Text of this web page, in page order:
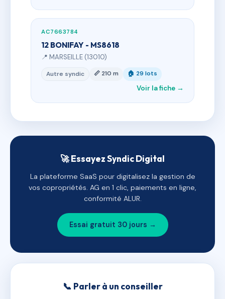
AC7663784
12 BONIFAY - MS8618
📍 MARSEILLE (13010)
Autre syndic 📏 210 m 🏠 29 lots
Voir la fiche →
🚀 Essayez Syndic Digital
La plateforme SaaS pour digitalisez la gestion de
vos copropriétés. AG en 1 clic, paiements en ligne,
conformité ALUR.
Essai gratuit 30 jours →
📞 Parler à un conseiller